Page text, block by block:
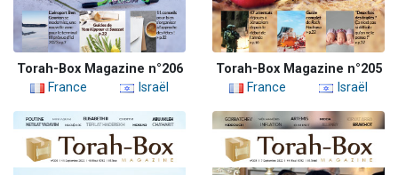
Torah-Box Magazine n°206
France
Israël
Torah-Box Magazine n°205
France
Israël